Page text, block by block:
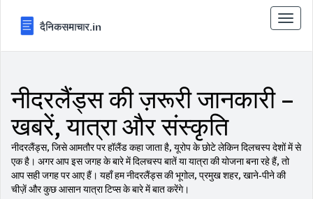
टॉगल
से
नीदरलैंड्स की ज़रूरी जानकारी –
खबरें, यात्रा और संस्कृति
नीदरलैंड्स, जिसे आमतौर पर हॉलैंड कहा जाता है, यूरोप के छोटे लेकिन दिलचस्प देशों में से
एक है। अगर आप इस जगह के बारे में दिलचस्प बातें या यात्रा की योजना बना रहे हैं, तो
आप सही जगह पर आए हैं। यहाँ हम नीदरलैंड्स की भूगोल, प्रमुख शहर, खाने‑पीने की
चीज़ें और कुछ आसान यात्रा टिप्स के बारे में बात करेंगे।